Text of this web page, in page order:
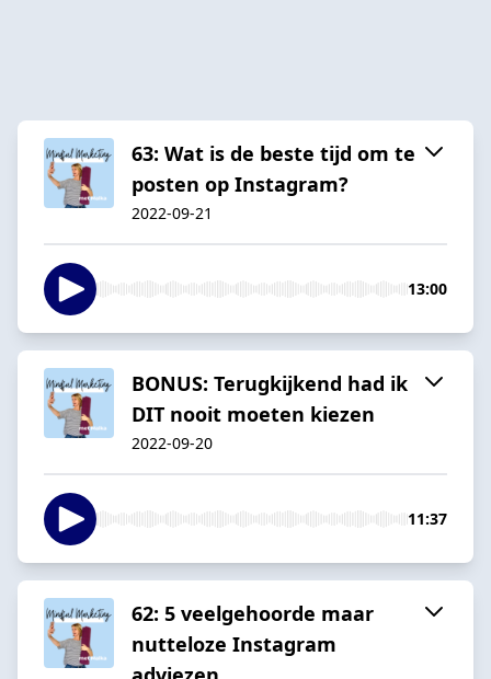
63: Wat is de beste tijd om te
posten op Instagram?
2022-09-21
13:00
BONUS: Terugkijkend had ik
DIT nooit moeten kiezen
2022-09-20
11:37
62: 5 veelgehoorde maar
nutteloze Instagram